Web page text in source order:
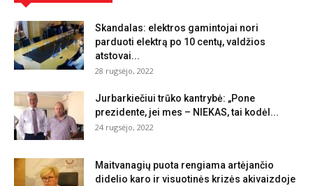
Skandalas: elektros gamintojai nori
parduoti elektrą po 10 centų, valdžios
atstovai...
28 rugsėjo, 2022
Jurbarkiečiui trūko kantrybė: „Pone
prezidente, jei mes – NIEKAS, tai kodėl...
24 rugsėjo, 2022
Maitvanagių puota rengiama artėjančio
didelio karo ir visuotinės krizės akivaizdoje